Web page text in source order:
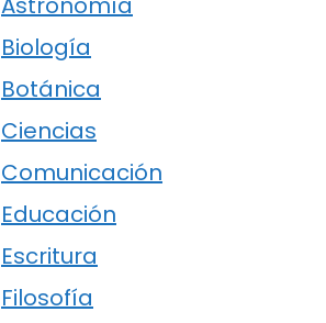
Biología
Botánica
Ciencias
Comunicación
Educación
Escritura
Filosofía